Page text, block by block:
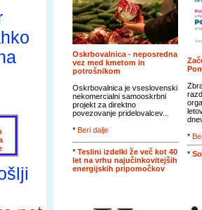
Oskrbovalnica - neposredna
vez med kmetom in
potrošnikom
Oskrbovalnica je vseslovenski
nekomercialni samooskrbni
projekt za direktno
povezovanje pridelovalcev...
* Beri dalje
* Teslini izdelki že več kot 40
let na vrhu najučinkovitejših
energijskih pripomočkov
*
*